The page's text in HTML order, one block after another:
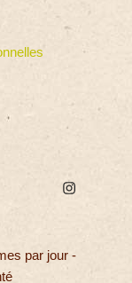
par jour -